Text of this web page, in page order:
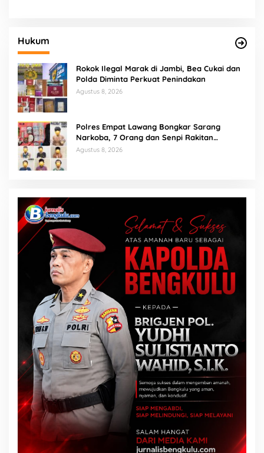
Hukum
Rokok Ilegal Marak di Jambi, Bea Cukai dan
Polda Diminta Perkuat Penindakan
Agustus 8, 2026
Polres Empat Lawang Bongkar Sarang
Narkoba, 7 Orang dan Senpi Rakitan
Diamankan
Agustus 8, 2026